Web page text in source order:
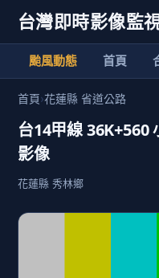
台灣即時影像監
颱風動態 首頁
首頁›花蓮縣 省道公路
台14甲線 36K+560
影像
花蓮縣 秀林鄉